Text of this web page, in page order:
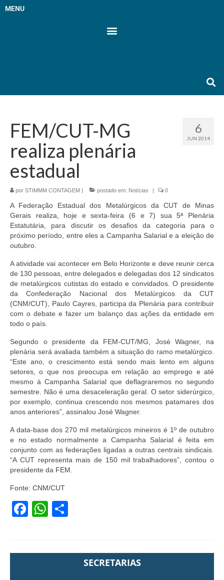
MENU
6
JUN 2014
FEM/CUT-MG
realiza plenária
estadual
por STIMMM CONTAGEM | postado em: Notícias | 0
A Federação Estadual dos Metalúrgicos da CUT de Minas
Gerais realiza, hoje e sexta-feira (6 e 7) sua 5ª Plenária
Estatutária, para discutir os desafios da categoria para o
próximo período, entre eles a Campanha Salarial e a eleição de
outubro.
A atividade vai acontecer em Belo Horizonte e deve reunir cerca
de 130 pessoas, entre delegados e delegadas dos 12 sindicatos
de metalúrgicos cutistas do estado e convidados. O presidente
da Confederação Nacional dos Metalúrgicos da CUT
(CNM/CUT), Paulo Cayres, participa da Plenária para contribuir
com o debate e fazer um balanço das ações da entidade em
todo o país.
Segundo o presidente da FEM-CUT/MG, José Wagner, na
plenária será avaliada também a situação do ramo metalúrgico.
“Este ano, o crescimento está sendo mais lento em alguns
setores, o que nos preocupa em relação ao emprego e até
mesmo à Campanha Salarial que deflagraremos no segundo
semestre. Não é uma desaceleração geral. O setor siderúrgico,
por exemplo, continua crescendo nos mesmos patamares dos
anos anteriores”, assinalou José Wagner.
A data-base dos 270 mil metalúrgicos mineiros é 1º de outubro
e no estado normalmente a Campanha Salarial é feita em
conjunto com as federações ligadas a outras centrais sindicais.
“A CUT representa mais de 150 mil trabalhadores”, contou o
presidente da FEM.
Fonte: CNM/CUT
Facebook
WhatsApp
SECRETARIAS